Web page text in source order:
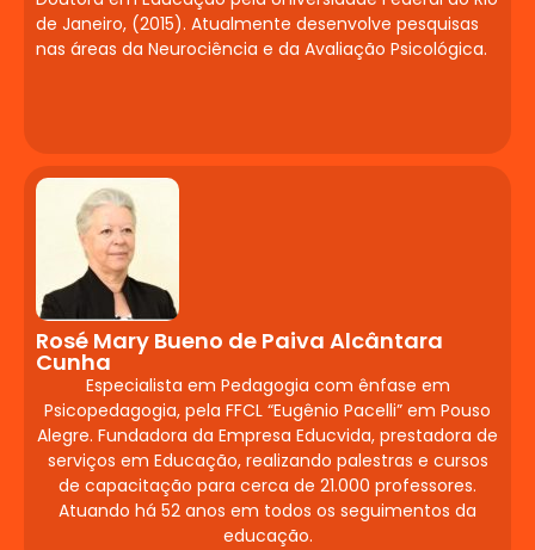
Posicionamento e comunicação para
Criatividade e insights para modelagem
de negócio.
Gerontologia Aplicada
à
Neuropsicopedagogia
Características das doenças
degenerativas. Demência
frontotemporal. Causas do
esquecimento. Fases da doença.
Estimulação cognitiva e intervenção.
de Janeiro, (2015). Atualmente desenvolve pesquisas
nas áreas da Neurociência e da Avaliação Psicológica.
Rosé Mary Bueno de Paiva Alcântara
Cunha
Especialista em Pedagogia com ênfase em
Psicopedagogia, pela FFCL “Eugênio Pacelli” em Pouso
Alegre. Fundadora da Empresa Educvida, prestadora de
serviços em Educação, realizando palestras e cursos
de capacitação para cerca de 21.000 professores.
Atuando há 52 anos em todos os seguimentos da
educação.